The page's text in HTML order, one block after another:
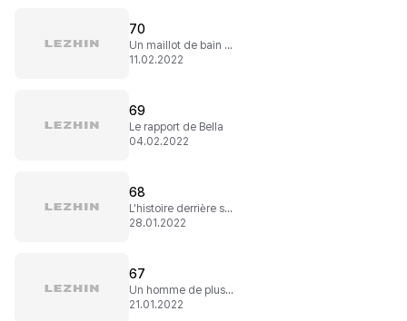
70
Un maillot de bain aux allures de nuisette
11.02.2022
69
Le rapport de Bella
04.02.2022
68
L'histoire derrière son obsession
28.01.2022
67
Un homme de plus en plus désagréable
21.01.2022